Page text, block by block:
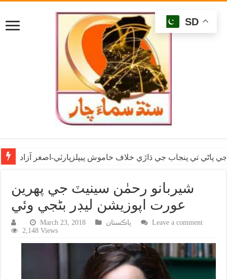
پاڻي تي پنجاب جي ڌاڙي خلاف خاموش پيپلزپارٽي-اصغر آزاد
شيربانو رحمٰن سينيٽ جي پهرين
عورت اپوزيشن ليڊر بڻجي وئي
March 23, 2018 پاڪستان
Leave a comment
2,148 Views
SD